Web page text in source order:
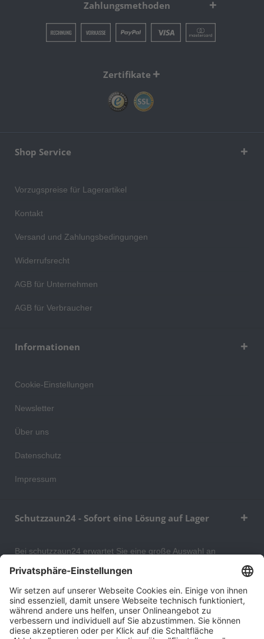
Zahlungsmethoden
Zertifikate
Shop Service
Vorzugspreise für Lagerartikel
Kontakt
Versand und Zahlungsbedingungen
Widerrufsrecht
AGB für Unternehmen
AGB für Verbraucher
Informationen
Cookie-Einstellungen
Newsletter
Über uns
Datenschutz
Impressum
Schutzzaun24 - Sofort eine Lösung auf Lager
Bei schutzzaun24 erwartet Sie eine große Auswahl an
Schutzgittern, Schutzeinrichtungen, Absturzsicherungen und
auch Ihr Wohngebäude optimal organisieren und sichern
können. An unserem Versandlager bevorraten wir ein großes
Sortiment von Lagerartikeln, welche innerhalb von 48 Stunden